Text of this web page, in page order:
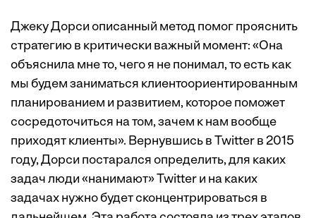
Джеку Дорси описанный метод помог прояснить
стратегию в критически важный момент: «Она
объяснила мне то, чего я не понимал, то есть как
мы будем заниматься клиентоориентированным
планированием и развитием, которое поможет
сосредоточиться на том, зачем к нам вообще
приходят клиенты». Вернувшись в Twitter в 2015
году, Дорси постарался определить, для каких
задач люди «нанимают» Twitter и на каких
задачах нужно будет сконцентрироваться в